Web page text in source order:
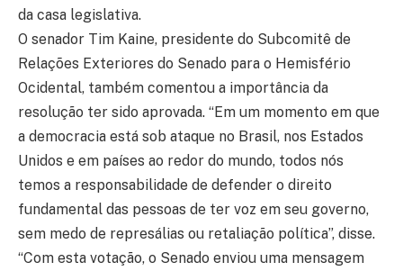
da casa legislativa.
O senador Tim Kaine, presidente do Subcomitê de
Relações Exteriores do Senado para o Hemisfério
Ocidental, também comentou a importância da
resolução ter sido aprovada. “Em um momento em que
a democracia está sob ataque no Brasil, nos Estados
Unidos e em países ao redor do mundo, todos nós
temos a responsabilidade de defender o direito
fundamental das pessoas de ter voz em seu governo,
sem medo de represálias ou retaliação política”, disse.
“Com esta votação, o Senado enviou uma mensagem